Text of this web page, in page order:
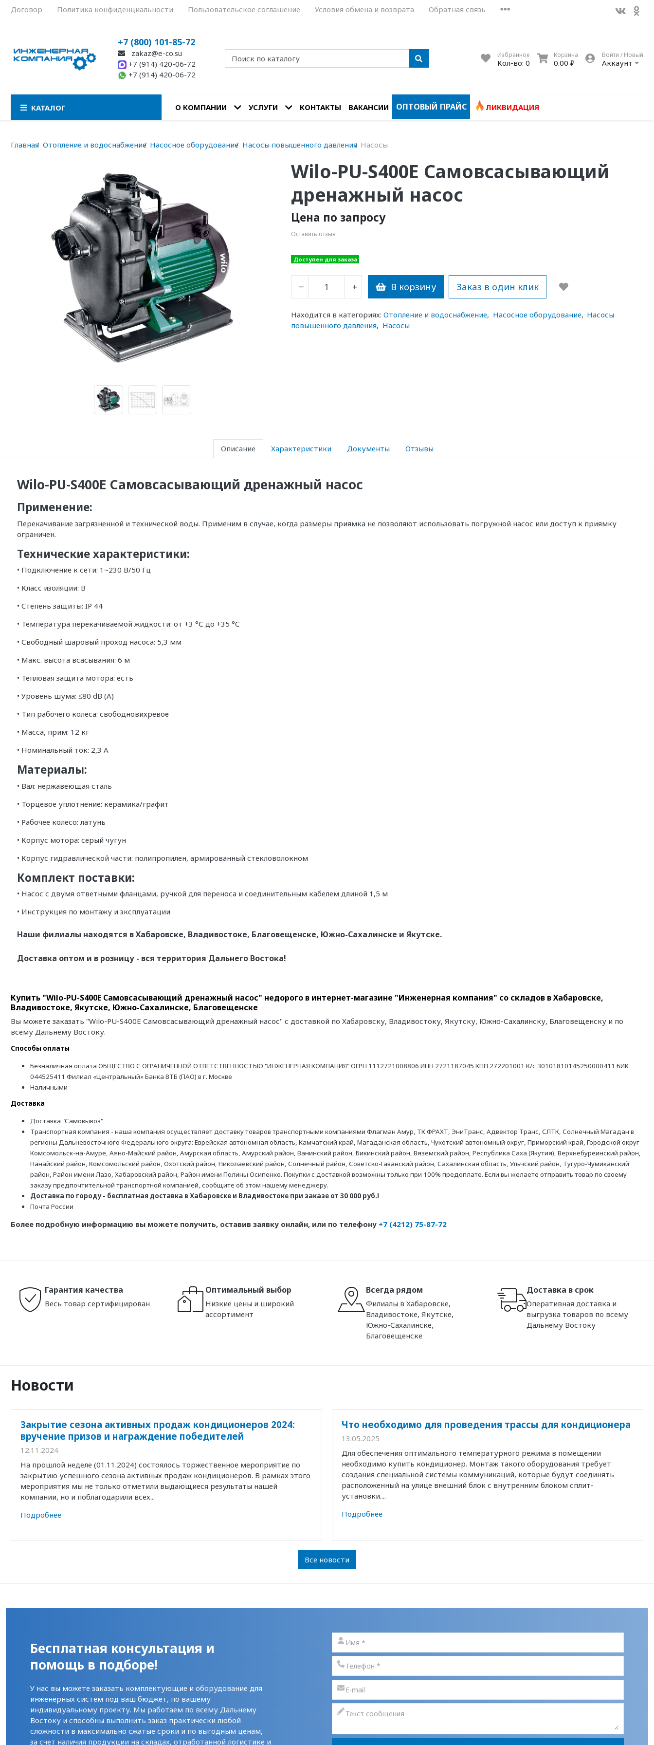
Договор Политика конфиденциальности Пользовательское соглашение Условия обмена и возврата Обратная связь
+7 (800) 101-85-72
zakaz@e-co.su
+7 (914) 420-06-72
+7 (914) 420-06-72
Избранное
Кол-во: 0
Корзина
0.00 ₽
Войти / Новый
Аккаунт
КАТАЛОГ О КОМПАНИИ УСЛУГИ КОНТАКТЫ ВАКАНСИИ ОПТОВЫЙ ПРАЙС ЛИКВИДАЦИЯ
Главная Отопление и водоснабжение Насосное оборудование Насосы повышенного давления Насосы
Wilo-PU-S400E Самовсасывающий
дренажный насос
Цена по запросу
Оставить отзыв
Доступен для заказа
− + В корзину Заказ в один клик
Находится в категориях: Отопление и водоснабжение, Насосное оборудование, Насосы
повышенного давления, Насосы
Описание Характеристики Документы Отзывы
Wilo-PU-S400E Самовсасывающий дренажный насос
Применение:
Перекачивание загрязненной и технической воды. Применим в случае, когда размеры приямка не позволяют использовать погружной насос или доступ к приямку
ограничен.
Технические характеристики:
• Подключение к сети: 1~230 В/50 Гц
• Класс изоляции: B
• Cтепень защиты: IP 44
• Температура перекачиваемой жидкости: от +3 °С до +35 °С
• Свободный шаровый проход насоса: 5,3 мм
• Макс. высота всасывания: 6 м
• Тепловая защита мотора: есть
• Уровень шума: ≤80 dB (A)
• Тип рабочего колеса: свободновихревое
• Масса, прим: 12 кг
• Номинальный ток: 2,3 А
Материалы:
• Вал: нержавеющая сталь
• Торцевое уплотнение: керамика/графит
• Рабочее колесо: латунь
• Корпус мотора: серый чугун
• Корпус гидравлической части: полипропилен, армированный стекловолокном
Комплект поставки:
• Насос с двумя ответными фланцами, ручкой для переноса и соединительным кабелем длиной 1,5 м
• Инструкция по монтажу и эксплуатации
Наши филиалы находятся в Хабаровске, Владивостоке, Благовещенске, Южно-Сахалинске и Якутске.
Доставка оптом и в розницу - вся территория Дальнего Востока!
Купить "Wilo-PU-S400E Самовсасывающий дренажный насос" недорого в интернет-магазине "Инженерная компания" со складов в Хабаровске,
Владивостоке, Якутске, Южно-Сахалинске, Благовещенске
Вы можете заказать "Wilo-PU-S400E Самовсасывающий дренажный насос" с доставкой по Хабаровску, Владивостоку, Якутску, Южно-Сахалинску, Благовещенску и по
всему Дальнему Востоку.
Способы оплаты
Безналичная оплата ОБЩЕСТВО С ОГРАНИЧЕННОЙ ОТВЕТСТВЕННОСТЬЮ "ИНЖЕНЕРНАЯ КОМПАНИЯ" ОГРН 1112721008806 ИНН 2721187045 КПП 272201001 К/с 30101810145250000411 БИК
044525411 Филиал «Центральный» Банка ВТБ (ПАО) в г. Москве
Наличными
Доставка
Доставка "Самовывоз"
Транспортная компания - наша компания осуществляет доставку товаров транспортными компаниями Флагман Амур, ТК ФРАХТ, ЭниТранс, Адвектор Транс, СЛТК, Солнечный Магадан в
регионы Дальневосточного Федерального округа: Еврейская автономная область, Камчатский край, Магаданская область, Чукотский автономный округ, Приморский край, Городской округ
Комсомольск-на-Амуре, Аяно-Майский район, Амурская область, Амурский район, Ванинский район, Бикинский район, Вяземский район, Республика Саха (Якутия), Верхнебуреинский район,
Нанайский район, Комсомольский район, Охотский район, Николаевский район, Солнечный район, Советско-Гаванский район, Сахалинская область, Ульчский район, Тугуро-Чумиканский
район, Район имени Лазо, Хабаровский район, Район имени Полины Осипенко. Покупки с доставкой возможны только при 100% предоплате. Если вы желаете отправить товар по своему
заказу предпочтительной транспортной компанией, сообщите об этом нашему менеджеру.
Доставка по городу - бесплатная доставка в Хабаровске и Владивостоке при заказе от 30 000 руб.!
Почта России
Более подробную информацию вы можете получить, оставив заявку онлайн, или по телефону +7 (4212) 75-87-72
Гарантия качества
Весь товар сертифицирован
Оптимальный выбор
Низкие цены и широкий
ассортимент
Всегда рядом
Филиалы в Хабаровске,
Владивостоке, Якутске,
Южно-Сахалинске,
Благовещенске
Доставка в срок
Оперативная доставка и
выгрузка товаров по всему
Дальнему Востоку
Новости
Закрытие сезона активных продаж кондиционеров 2024:
вручение призов и награждение победителей
12.11.2024
На прошлой неделе (01.11.2024) состоялось торжественное мероприятие по
закрытию успешного сезона активных продаж кондиционеров. В рамках этого
мероприятия мы не только отметили выдающиеся результаты нашей
компании, но и поблагодарили всех...
Подробнее
Что необходимо для проведения трассы для кондиционера
13.05.2025
Для обеспечения оптимального температурного режима в помещении
необходимо купить кондиционер. Монтаж такого оборудования требует
создания специальной системы коммуникаций, которые будут соединять
расположенный на улице внешний блок с внутренним блоком сплит-
установки....
Подробнее
Все новости
Бесплатная консультация и
помощь в подборе!
У нас вы можете заказать комплектующие и оборудование для
инженерных систем под ваш бюджет, по вашему
индивидуальному проекту. Мы работаем по всему Дальнему
Востоку и способны выполнить заказ практически любой
сложности в максимально сжатые сроки и по выгодным ценам,
за счет наличия продукции на складах, отработанной логистике и